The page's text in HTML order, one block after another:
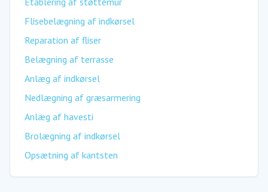
Flisebelægning af indkørsel
Reparation af fliser
Belægning af terrasse
Anlæg af indkørsel
Nedlægning af græsarmering
Anlæg af havesti
Brolægning af indkørsel
Opsætning af kantsten